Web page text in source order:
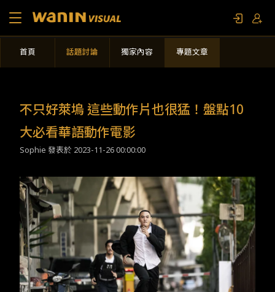
關於我們
影視專題
限定活動
TW EN JP KR
首頁 話題討論 獨家內容 專題文章
不只好萊塢 這些動作片也很猛！盤點10
大必看華語動作電影
Sophie 發表於 2023-11-26 00:00:00